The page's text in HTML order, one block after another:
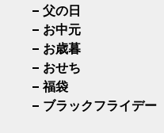
父の日
お中元
お歳暮
おせち
福袋
ブラックフライデー